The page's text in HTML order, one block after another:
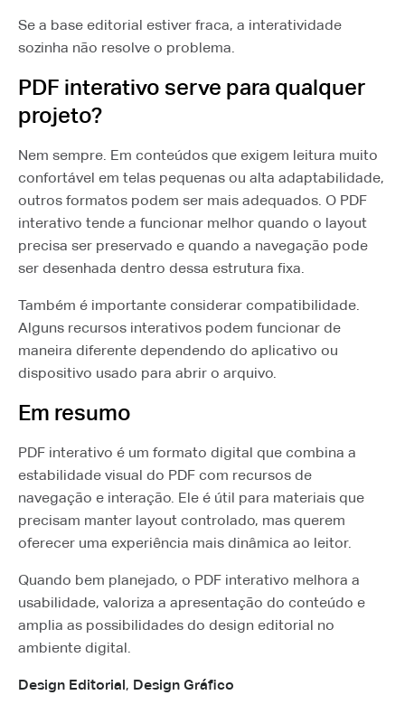
Se a base editorial estiver fraca, a interatividade
sozinha não resolve o problema.
PDF interativo serve para qualquer
projeto?
Nem sempre. Em conteúdos que exigem leitura muito
confortável em telas pequenas ou alta adaptabilidade,
outros formatos podem ser mais adequados. O PDF
interativo tende a funcionar melhor quando o layout
precisa ser preservado e quando a navegação pode
ser desenhada dentro dessa estrutura fixa.
Também é importante considerar compatibilidade.
Alguns recursos interativos podem funcionar de
maneira diferente dependendo do aplicativo ou
dispositivo usado para abrir o arquivo.
Em resumo
PDF interativo é um formato digital que combina a
estabilidade visual do PDF com recursos de
navegação e interação. Ele é útil para materiais que
precisam manter layout controlado, mas querem
oferecer uma experiência mais dinâmica ao leitor.
Quando bem planejado, o PDF interativo melhora a
usabilidade, valoriza a apresentação do conteúdo e
amplia as possibilidades do design editorial no
ambiente digital.
Design Editorial, Design Gráfico